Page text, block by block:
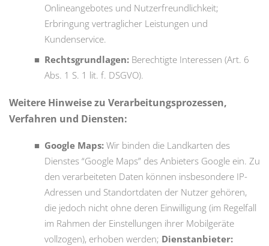
Onlineangebotes und Nutzerfreundlichkeit;
Erbringung vertraglicher Leistungen und
Kundenservice.
Rechtsgrundlagen:Berechtigte Interessen (Art. 6
Abs. 1 S. 1 lit. f. DSGVO).
Weitere Hinweise zu Verarbeitungsprozessen,
Verfahren und Diensten:
Google Maps:Wir binden die Landkarten des
Dienstes “Google Maps” des Anbieters Google ein. Zu
den verarbeiteten Daten können insbesondere IP-
Adressen und Standortdaten der Nutzer gehören,
die jedoch nicht ohne deren Einwilligung (im Regelfall
im Rahmen der Einstellungen ihrer Mobilgeräte
vollzogen), erhoben werden; Dienstanbieter: